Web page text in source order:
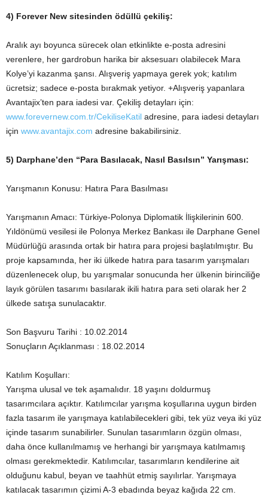
4) Forever New sitesinden ödüllü çekiliş:
Aralık ayı boyunca sürecek olan etkinlikte e-posta adresini
verenlere, her gardrobun harika bir aksesuarı olabilecek Mara
Kolye’yi kazanma şansı. Alışveriş yapmaya gerek yok; katılım
ücretsiz; sadece e-posta bırakmak yetiyor. +Alışveriş yapanlara
Avantajix’ten para iadesi var. Çekiliş detayları için:
www.forevernew.com.tr/CekiliseKatil adresine, para iadesi detayları
için www.avantajix.com adresine bakabilirsiniz.
5) Darphane’den “Para Basılacak, Nasıl Basılsın” Yarışması:
Yarışmanın Konusu: Hatıra Para Basılması
Yarışmanın Amacı: Türkiye-Polonya Diplomatik İlişkilerinin 600.
Yıldönümü vesilesi ile Polonya Merkez Bankası ile Darphane Genel
Müdürlüğü arasında ortak bir hatıra para projesi başlatılmıştır. Bu
proje kapsamında, her iki ülkede hatıra para tasarım yarışmaları
düzenlenecek olup, bu yarışmalar sonucunda her ülkenin birinciliğe
layık görülen tasarımı basılarak ikili hatıra para seti olarak her 2
ülkede satışa sunulacaktır.
Son Başvuru Tarihi : 10.02.2014
Sonuçların Açıklanması : 18.02.2014
Katılım Koşulları:
Yarışma ulusal ve tek aşamalıdır. 18 yaşını doldurmuş
tasarımcılara açıktır. Katılımcılar yarışma koşullarına uygun birden
fazla tasarım ile yarışmaya katılabilecekleri gibi, tek yüz veya iki yüz
içinde tasarım sunabilirler. Sunulan tasarımların özgün olması,
daha önce kullanılmamış ve herhangi bir yarışmaya katılmamış
olması gerekmektedir. Katılımcılar, tasarımların kendilerine ait
olduğunu kabul, beyan ve taahhüt etmiş sayılırlar. Yarışmaya
katılacak tasarımın çizimi A-3 ebadında beyaz kağıda 22 cm.